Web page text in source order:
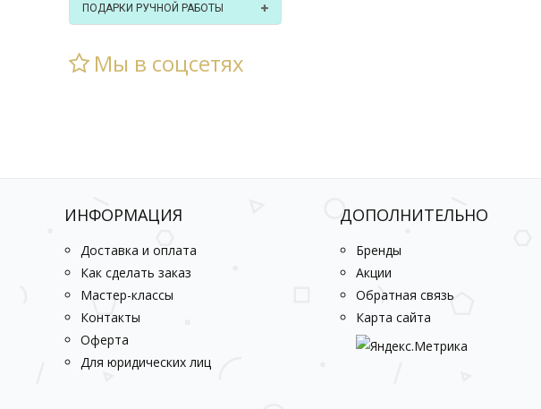
ПОДАРКИ РУЧНОЙ РАБОТЫ
Мы в соцсетях
ИНФОРМАЦИЯ
Доставка и оплата
Как сделать заказ
Мастер-классы
Контакты
Оферта
Для юридических лиц
ДОПОЛНИТЕЛЬНО
Бренды
Акции
Обратная связь
Карта сайта